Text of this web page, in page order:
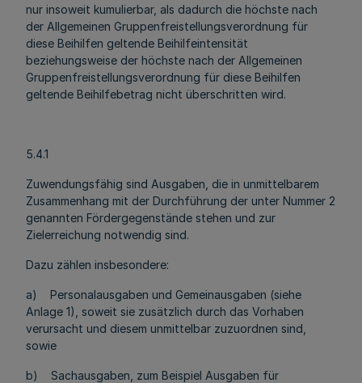
nur insoweit kumulierbar, als dadurch die höchste nach
der Allgemeinen Gruppenfreistellungsverordnung für
diese Beihilfen geltende Beihilfeintensität
beziehungsweise der höchste nach der Allgemeinen
Gruppenfreistellungsverordnung für diese Beihilfen
geltende Beihilfebetrag nicht überschritten wird.
5.4.1
Zuwendungsfähig sind Ausgaben, die in unmittelbarem
Zusammenhang mit der Durchführung der unter Nummer 2
genannten Fördergegenstände stehen und zur
Zielerreichung notwendig sind.
Dazu zählen insbesondere:
a) Personalausgaben und Gemeinausgaben (siehe
Anlage 1), soweit sie zusätzlich durch das Vorhaben
verursacht und diesem unmittelbar zuzuordnen sind,
sowie
b) Sachausgaben, zum Beispiel Ausgaben für